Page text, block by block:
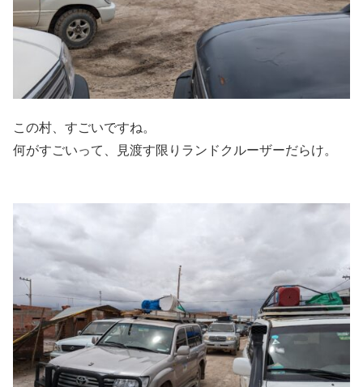
この村、すごいですね。
何がすごいって、見渡す限りランドクルーザーだらけ。